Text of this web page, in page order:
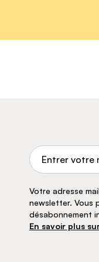
Adresse de
Votre adresse
newsletter. Vous
désabonnement
En savoir plus